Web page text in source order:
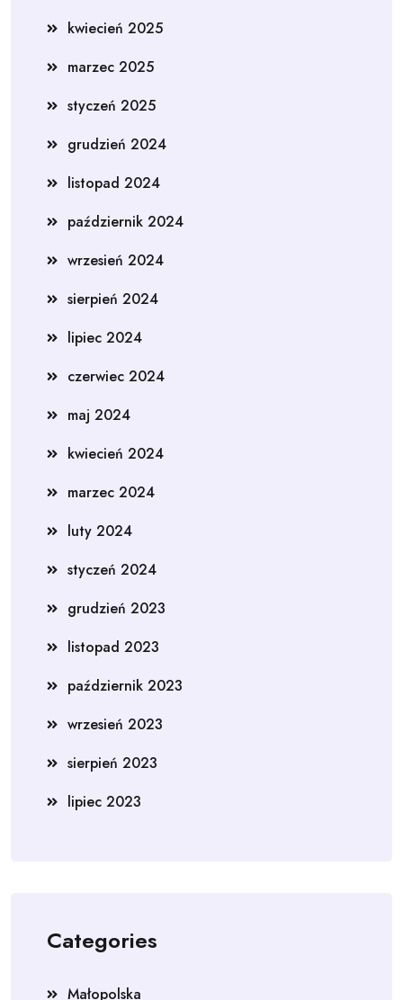
kwiecień 2025
marzec 2025
styczeń 2025
grudzień 2024
listopad 2024
październik 2024
wrzesień 2024
sierpień 2024
lipiec 2024
czerwiec 2024
maj 2024
kwiecień 2024
marzec 2024
luty 2024
styczeń 2024
grudzień 2023
listopad 2023
październik 2023
wrzesień 2023
sierpień 2023
lipiec 2023
Categories
Małopolska